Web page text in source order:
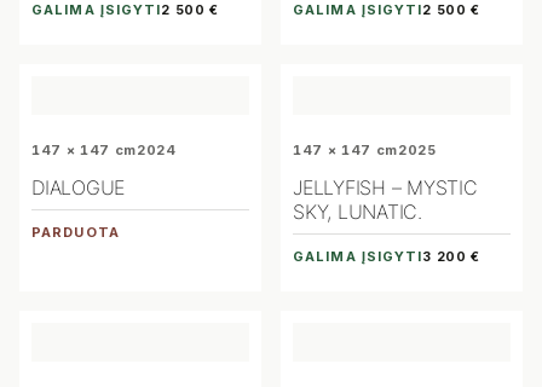
GALIMA ĮSIGYTI2 500 € GALIMA ĮSIGYTI2 500 €
147 × 147 cm2024
DIALOGUE
PARDUOTA
147 × 147 cm2025
JELLYFISH – MYSTIC
SKY, LUNATIC.
GALIMA ĮSIGYTI3 200 €